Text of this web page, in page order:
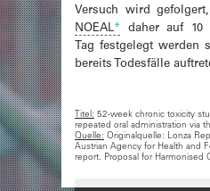
Versuch wird
NOEAL* daher auf 10
Tag festgelegt werden
bereits Todesfälle
Titel: 52-week chronic toxicity
repeated oral administration via
Quelle: Originalquelle: Lonza
Austrian Agency for Health and
report. Proposal for Harmonised